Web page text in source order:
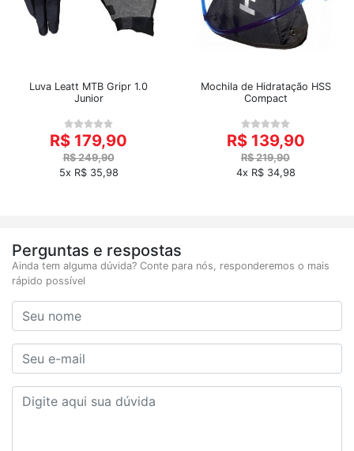
Luva Leatt MTB Gripr 1.0
Junior
R$ 179,90
R$ 249,90
5x R$ 35,98
Mochila de Hidratação HSS
Compact
R$ 139,90
R$ 219,90
4x R$ 34,98
Perguntas e respostas
Ainda tem alguma dúvida? Conte para nós, responderemos o mais
rápido possível